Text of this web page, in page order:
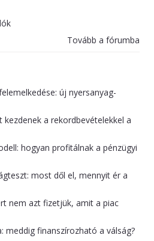
Tovább a fórumba
új nyersanyag-
a rekordbevételekkel a
hogyan profitálnak a pénzügyi
most dől el, mennyit ér a
nem azt fizetjük, amit a piac
meddig finanszírozható a válság?